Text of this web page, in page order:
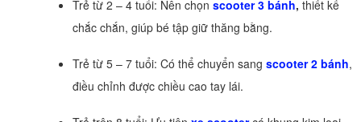
Trẻ từ 2 – 4 tuổi: Nên chọn scooter 3 bánh, thiết kế
chắc chắn, giúp bé tập giữ thăng bằng.
Trẻ từ 5 – 7 tuổi: Có thể chuyển sang scooter 2 bánh,
điều chỉnh được chiều cao tay lái.